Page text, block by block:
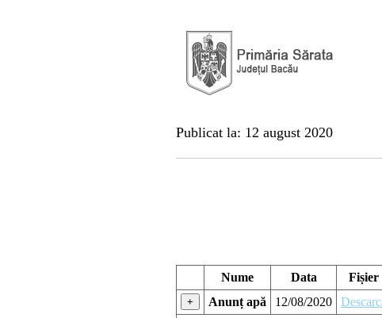
Publicat la: 12 august 2020
Nume Data Fișier
+ Anunț apă 12/08/2020